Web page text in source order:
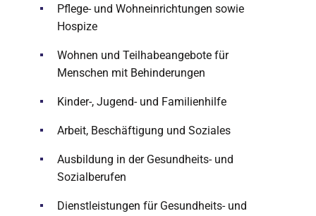
Pflege- und Wohneinrichtungen sowie
Hospize
Wohnen und Teilhabeangebote für
Menschen mit Behinderungen
Kinder-, Jugend- und Familienhilfe
Arbeit, Beschäftigung und Soziales
Ausbildung in der Gesundheits- und
Sozialberufen
Dienstleistungen für Gesundheits- und